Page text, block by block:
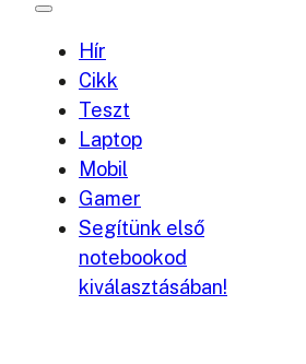
Hír
Cikk
Teszt
Laptop
Mobil
Gamer
Segítünk első
notebookod
kiválasztásában!